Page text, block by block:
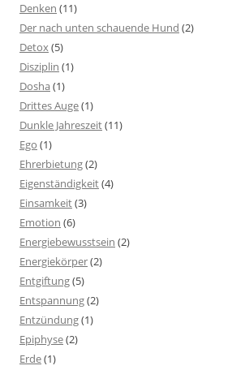
Denken (11)
Der nach unten schauende Hund (2)
Detox(5)
Disziplin (1)
Dosha(1)
Drittes Auge(1)
Dunkle Jahreszeit(11)
Ego (1)
Ehrerbietung(2)
Eigenständigkeit(4)
Einsamkeit(3)
Emotion (6)
Energiebewusstsein (2)
Energiekörper(2)
Entgiftung(5)
Entspannung(2)
Entzündung(1)
Epiphyse(2)
Erde(1)